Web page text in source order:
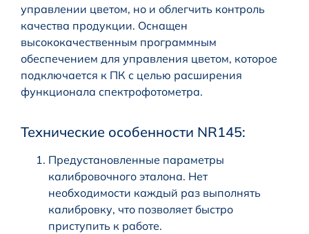
управлении цветом, но и облегчить контроль
качества продукции. Оснащен
высококачественным программным
обеспечением для управления цветом, которое
подключается к ПК с целью расширения
функционала спектрофотометра.
Технические особенности NR145:
Предустановленные параметры
калибровочного эталона. Нет
необходимости каждый раз выполнять
калибровку, что позволяет быстро
приступить к работе.